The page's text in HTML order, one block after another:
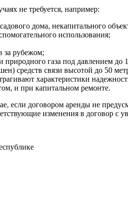
не требуется, например:
дома, некапитального
использования;
за рубежом;
природного газа под давлением до
средств связи высотой до 50
характеристики
и при капитальном ремонте.
если договором аренды не
изменения в договор с